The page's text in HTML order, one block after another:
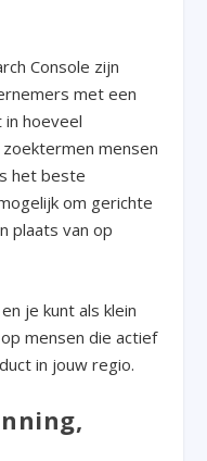
Console zijn
met een
hoeveel
mensen
het beste
om gerichte
plaats van op
je kunt als klein
mensen die actief
in jouw regio.